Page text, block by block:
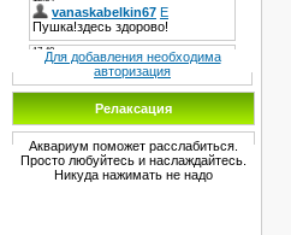
Для добавления необходима
авторизация
Релаксация
Аквариум поможет расслабиться.
Просто любуйтесь и наслаждайтесь.
Никуда нажимать не надо